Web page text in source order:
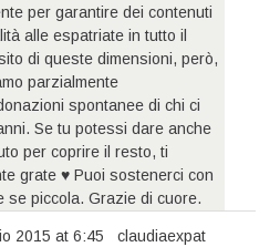
per garantire dei contenuti
alle espatriate in tutto il
di queste dimensioni, però,
parzialmente
spontanee di chi ci
Se tu potessi dare anche
per coprire il resto, ti
grate ♥ Puoi sostenerci con
se piccola. Grazie di cuore.
2015 at 6:45
claudiaexpat